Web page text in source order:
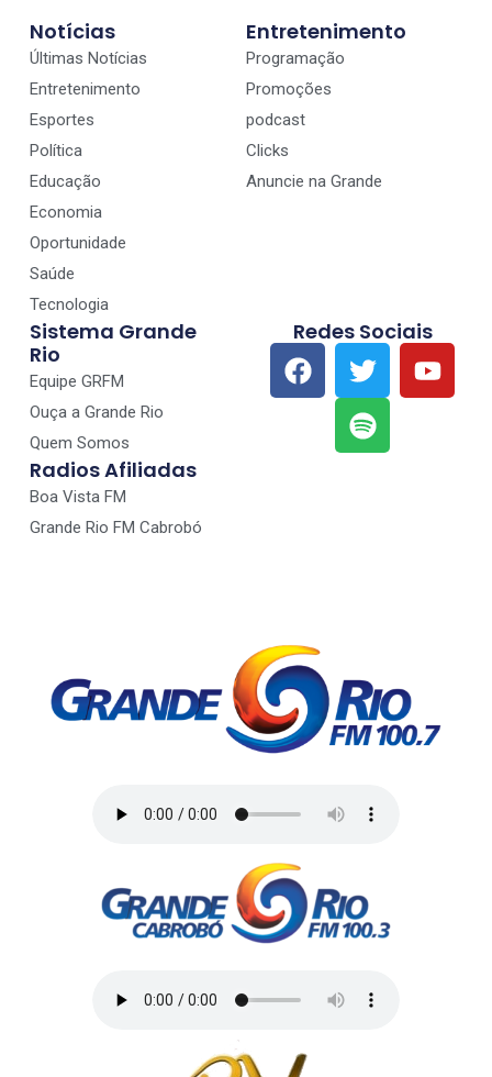
Notícias
Últimas Notícias
Entretenimento
Esportes
Política
Educação
Economia
Oportunidade
Saúde
Tecnologia
Entretenimento
Programação
Promoções
podcast
Clicks
Anuncie na Grande
Sistema Grande
Rio
Equipe GRFM
Ouça a Grande Rio
Quem Somos
Radios Afiliadas
Boa Vista FM
Grande Rio FM Cabrobó
Redes Sociais